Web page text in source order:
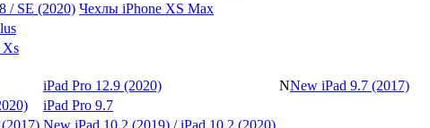
/ SE (2020) Чехлы iPhone XS Max
Xs
iPad Pro 12.9 (2020) NNew iPad 9.7 (2017)
iPad Pro 9.7
New iPad 10.2 (2019) / iPad 10.2 (2020)